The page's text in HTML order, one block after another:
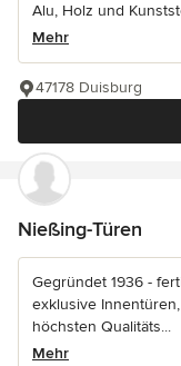
Alu, Holz und
Mehr
47178 Duisburg
Nießing-Türen
Gegründet 1936 -
exklusive
höchsten Qualitäts...
Mehr